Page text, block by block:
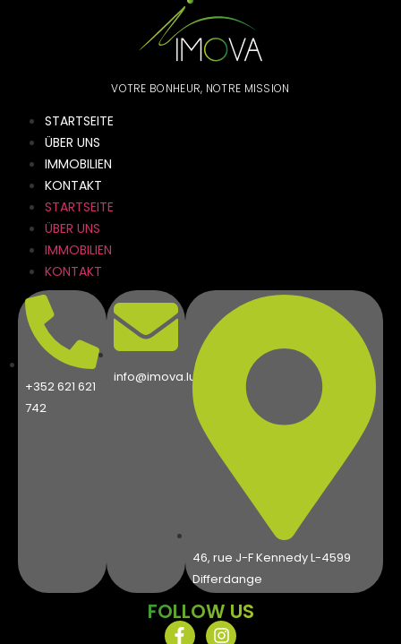
VOTRE BONHEUR, NOTRE MISSION
STARTSEITE
ÜBER UNS
IMMOBILIEN
KONTAKT
STARTSEITE
ÜBER UNS
IMMOBILIEN
KONTAKT
+352 621 621
742
info@imova.lu
46, rue J-F Kennedy L-4599
Differdange
FOLLOW US